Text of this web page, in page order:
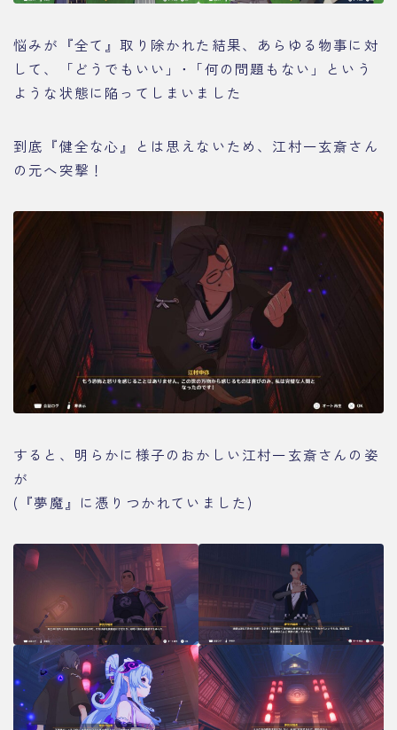
悩みが『全て』取り除かれた結果、あらゆる物事に対
して、「どうでもいい」･「何の問題もない」という
ような状態に陥ってしまいました
到底『健全な心』とは思えないため、江村一玄斎さん
の元へ突撃！
すると、明らかに様子のおかしい江村一玄斎さんの姿
が
(『夢魔』に憑りつかれていました)